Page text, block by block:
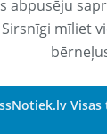
abpusēju
mīliet